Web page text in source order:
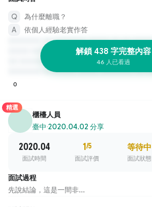
為什麼離職？
依個人經驗老實作答
解鎖 438 字完整內容
46 人已看過
0
精選
櫃檯人員
臺中·2020.04.02 分享
2020.04
面試時間
1/5
面試評價
等待中
面試狀態
面試過程
先說結論，這是一間非...